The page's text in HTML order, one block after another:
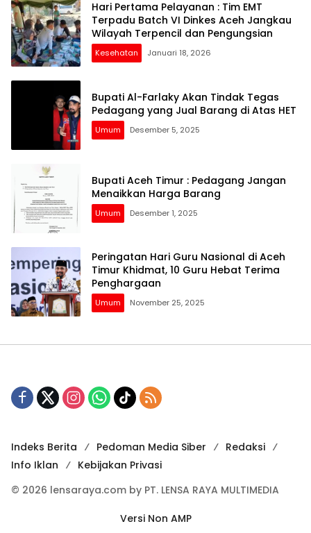
Hari Pertama Pelayanan : Tim EMT
Terpadu Batch VI Dinkes Aceh Jangkau
Wilayah Terpencil dan Pengungsian
Kesehatan Januari 18, 2026
Bupati Al-Farlaky Akan Tindak Tegas
Pedagang yang Jual Barang di Atas HET
Umum Desember 5, 2025
Bupati Aceh Timur : Pedagang Jangan
Menaikkan Harga Barang
Umum Desember 1, 2025
Peringatan Hari Guru Nasional di Aceh
Timur Khidmat, 10 Guru Hebat Terima
Penghargaan
Umum November 25, 2025
Indeks Berita Pedoman Media Siber
Redaksi
Info Iklan
Kebijakan Privasi
© 2026 lensaraya.com by PT. LENSA RAYA MULTIMEDIA
Versi Non AMP